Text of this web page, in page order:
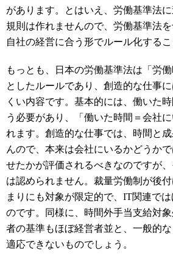
があります。とはいえ、労働基準法
規則は作れませんので、労働基準法を
自社の経営に合う形でルール化するこ
もっとも、日本の労働基準法は「労
としたルールであり、創造的な仕事
くい内容です。基本的には、働いた
う必要があり、「働いた時間＝会社
れます。創造的な仕事では、時間と
んので、本来は会社にいるかどうか
せたかが評価されるべきなのですが
は認められません。裁量労働制が後
まりにも対象が限定的で、IT関連で
のです。同様に、時間外手当支給対
者の基準もほぼ経営者並と、一般的
適応できないものでしょう。